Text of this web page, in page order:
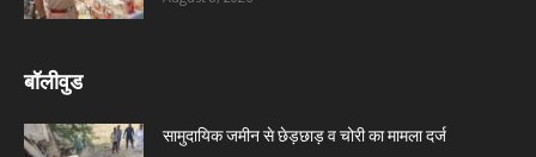
बॉलीवुड
सामुदायिक जमीन से छेड़छाड़ व चोरी का मामला दर्ज